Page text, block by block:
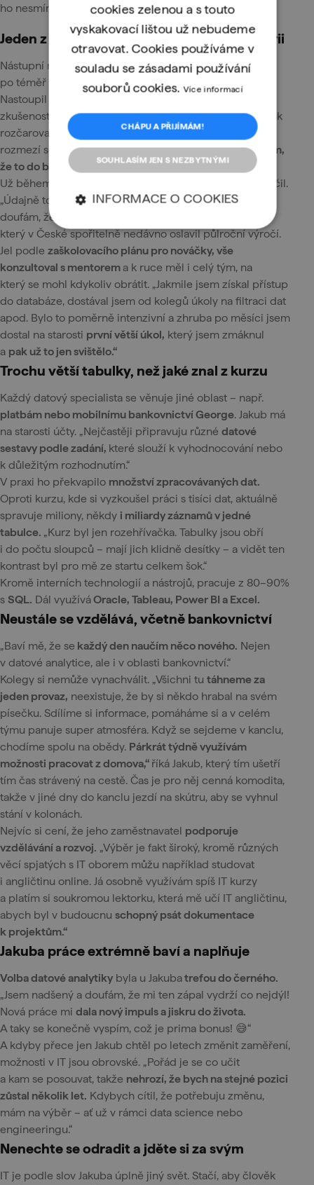
ho nesmírně naplňuje.
Jeden z nejrychlejších onboardingů v historii
Nástupní mzda nedorovnala částku, kterou pobíral
po téměř 13leté praxi u hasičů. „Platově jsem šel dolů.
Nastoupil jsem na novou pozici bez předchozích
zkušeností, ale z finančního ohodnocení jsem nebyl nijak
rozčarovaný. Měl jsem dobrou představu, v jakém
rozmezí se nástupní mzdy zhruba pohybují. Aočekávám,
že to do budoucna poroste nahoru.“
Už během zkušební doby až neuvěřitelně rychle naskočil.
„Údajně to byl jeden znejrychlejších onboardingů.
doufám, že to takhle dobře půjde i dál,“ dodává Jakub,
který v České spořitelně nedávno oslavil půlroční výročí.
Jel podle zaškolovacího plánu pro nováčky, vše
konzultoval s mentorem a k ruce měl i celý tým, na
který se mohl kdykoliv obrátit. „Jakmile jsem získal přístup
do databáze, dostával jsem od kolegů úkoly na filtraci dat
apod. Bylo to poměrně intenzivní a zhruba po měsíci jsem
dostal na starosti první větší úkol, který jsem zmáknul
a pak už to jen svištělo.“
Trochu větší tabulky, než jaké znal z kurzu
Každý datový specialista se věnuje jiné oblast – např.
platbám nebo mobilnímu bankovnictví George. Jakub má
na starosti účty. „Nejčastěji připravuju různé datové
sestavy podle zadání, které slouží k vyhodnocování nebo
k důležitým rozhodnutím.“
V praxi ho překvapilo množství zpracovávaných dat.
Oproti kurzu, kde si vyzkoušel práci s tisíci dat, aktuálně
spravuje miliony, někdy i miliardy záznamů v jedné
tabulce. „Kurz byl jen rozehřívačka. Tabulky jsou obří
i do počtu sloupců – mají jich klidně desítky – a vidět ten
kontrast byl pro mě ze startu celkem šok.“
Kromě interních technologií a nástrojů, pracuje z 80–90%
s SQL. Dál využíváOracle, Tableau, Power BI a Excel.
Neustále se vzdělává, včetně bankovnictví
„Baví mě, že se každý den naučím něco nového. Nejen
v datové analytice, ale i v oblasti bankovnictví.“
Kolegy si nemůže vynachválit. „Všichni tu táhneme za
jeden provaz, neexistuje, že by si někdo hrabal na svém
písečku. Sdílíme si informace, pomáháme si a v celém
týmu panuje super atmosféra. Když se sejdeme v kanclu,
chodíme spolu na obědy. Párkrát týdně využívám
možnosti pracovat z domova,“ říká Jakub, který tím ušetří
tím čas strávený na cestě. Čas je pro něj cenná komodita,
takže v jiné dny do kanclu jezdí na skútru, aby se vyhnul
stání v kolonách.
Nejvíc si cení, že jeho zaměstnavatel podporuje
vzdělávání a rozvoj. „Výběr je fakt široký, kromě různých
věcí spjatých s IT oborem můžu například studovat
i angličtinu online. Já osobně využívám spíš IT kurzy
a platím si soukromou lektorku, která mě učí IT angličtinu,
abych byl v budoucnu schopný psát dokumentace
k projektům.“
Jakuba práce extrémně baví a naplňuje
Volba datové analytiky byla u Jakubatrefou do černého.
„Jsem nadšený a doufám, že mi ten zápal vydrží co nejdýl!
Nová práce mi dala nový impuls a jiskru do života.
A taky se konečně vyspím, což je prima bonus! 😅“
A kdyby přece jen Jakub chtěl po letech změnit zaměření,
možnosti v IT jsou obrovské. „Pořád je se co učit
a kam se posouvat, takže nehrozí, že bych na stejné pozici
zůstal několik let. Kdybych cítil, že potřebuju změnu,
mám na výběr – ať už v rámci data science nebo
engineeringu.“
Nenechte se odradit a jděte si za svým
IT je podle slov Jakuba úplně jiný svět. Stačí, aby člověk
cookies zelenou a s touto
vyskakovací lištou už nebudeme
otravovat. Cookies používáme v
souladu se zásadami používání
souborů cookies.Více informací
CHÁPU A PŘIJÍMÁM!
SOUHLASÍM JEN S NEZBYTNÝMI
INFORMACE O COOKIES